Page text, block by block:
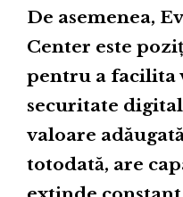
De asemenea,
Center este
pentru a facilita
securitate
valoare
totodată, are